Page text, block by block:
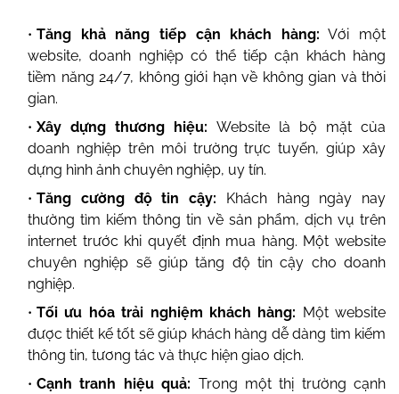
Tăng khả năng tiếp cận khách hàng: Với một
website, doanh nghiệp có thể tiếp cận khách hàng
tiềm năng 24/7, không giới hạn về không gian và thời
gian.
Xây dựng thương hiệu: Website là bộ mặt của
doanh nghiệp trên môi trường trực tuyến, giúp xây
dựng hình ảnh chuyên nghiệp, uy tín.
Tăng cường độ tin cậy: Khách hàng ngày nay
thường tìm kiếm thông tin về sản phẩm, dịch vụ trên
internet trước khi quyết định mua hàng. Một website
chuyên nghiệp sẽ giúp tăng độ tin cậy cho doanh
nghiệp.
Tối ưu hóa trải nghiệm khách hàng: Một website
được thiết kế tốt sẽ giúp khách hàng dễ dàng tìm kiếm
thông tin, tương tác và thực hiện giao dịch.
Cạnh tranh hiệu quả: Trong một thị trường cạnh